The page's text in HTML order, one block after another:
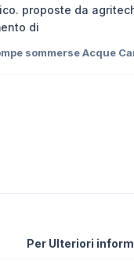
proposte da
di
sommerse Acque
Per Ulteriori